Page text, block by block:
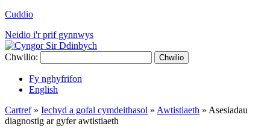
Cuddio
Neidio i'r prif gynnwys
Chwilio: Chwilio
Fy nghyfrifon
English
Cartref» Iechyd a gofal cymdeithasol » Awtistiaeth » Asesiadau
diagnostig ar gyfer awtistiaeth